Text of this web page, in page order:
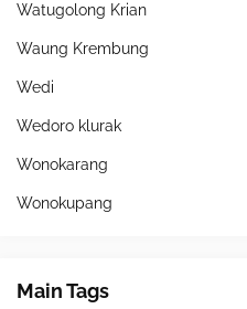
Watugolong Krian
Waung Krembung
Wedi
Wedoro klurak
Wonokarang
Wonokupang
Main Tags